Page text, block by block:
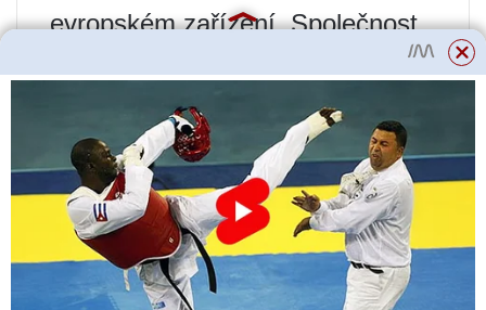
evropském zařízení. Společnost
vyrobených z různých materiálů:
bambus, hliník s teflonovým
povlakem, plast, ocel s
eloxovaným povlakem. Existuje
široká škála nástrojů podle typu:
s rukojetí a bez rukojeti,